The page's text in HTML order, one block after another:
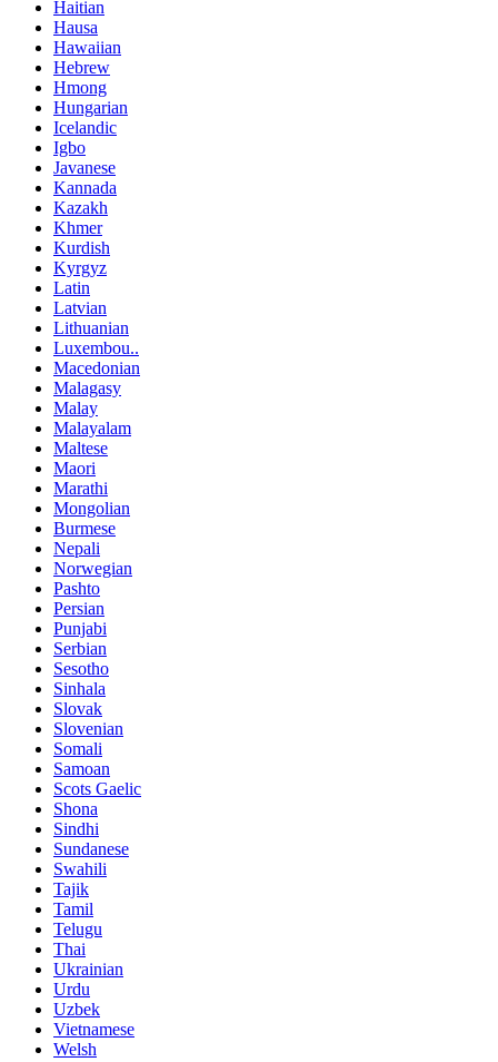
Haitian
Hausa
Hawaiian
Hebrew
Hmong
Hungarian
Icelandic
Igbo
Javanese
Kannada
Kazakh
Khmer
Kurdish
Kyrgyz
Latin
Latvian
Lithuanian
Luxembou..
Macedonian
Malagasy
Malay
Malayalam
Maltese
Maori
Marathi
Mongolian
Burmese
Nepali
Norwegian
Pashto
Persian
Punjabi
Serbian
Sesotho
Sinhala
Slovak
Slovenian
Somali
Samoan
Scots Gaelic
Shona
Sindhi
Sundanese
Swahili
Tajik
Tamil
Telugu
Thai
Ukrainian
Urdu
Uzbek
Vietnamese
Welsh